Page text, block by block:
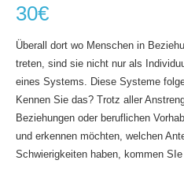
30€
Überall dort wo Menschen in
treten, sind sie nicht nur als
eines Systems. Diese Systeme
Kennen Sie das? Trotz aller
Beziehungen oder beruflichen
und erkennen möchten, welchen
Schwierigkeiten haben, kommen SIe